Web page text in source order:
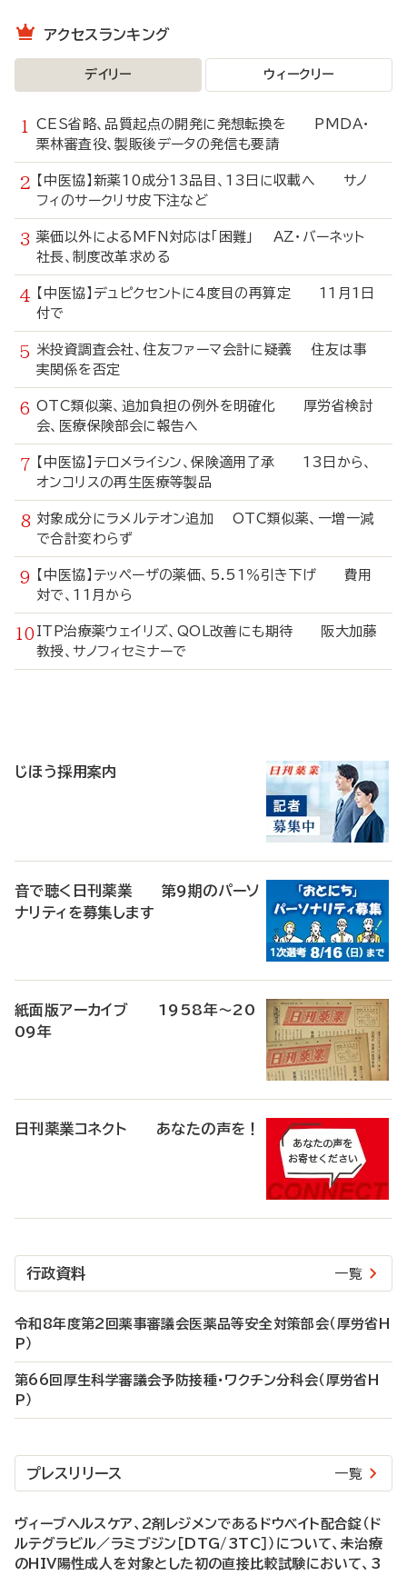
アクセスランキング
デイリー ウィークリー
CES省略、品質起点の開発に発想転換を PMDA・
栗林審査役、製販後データの発信も要請
【中医協】新薬10成分13品目、13日に収載へ サノ
フィのサークリサ皮下注など
薬価以外によるMFN対応は「困難」 AZ・バーネット
社長、制度改革求める
【中医協】デュピクセントに4度目の再算定 11月1日
付で
米投資調査会社、住友ファーマ会計に疑義 住友は事
実関係を否定
OTC類似薬、追加負担の例外を明確化 厚労省検討
会、医療保険部会に報告へ
【中医協】テロメライシン、保険適用了承 13日から、
オンコリスの再生医療等製品
対象成分にラメルテオン追加 OTC類似薬、一増一減
で合計変わらず
【中医協】テッペーザの薬価、5.51％引き下げ 費用
対で、11月から
ITP治療薬ウェイリズ、QOL改善にも期待 阪大加藤
教授、サノフィセミナーで
じほう採用案内
音で聴く日刊薬業 第9期のパーソ
ナリティを募集します
紙面版アーカイブ 1958年～20
09年
日刊薬業コネクト あなたの声を！
行政資料 一覧
令和8年度第2回薬事審議会医薬品等安全対策部会（厚労省H
P）
第66回厚生科学審議会予防接種・ワクチン分科会（厚労省H
P）
プレスリリース 一覧
ヴィーブヘルスケア、2剤レジメンであるドウベイト配合錠（ド
ルテグラビル／ラミブジン［DTG/3TC］）について、未治療
のHIV陽性成人を対象とした初の直接比較試験において、3